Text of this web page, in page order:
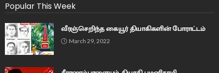
Popular This Week
வீரஞ்செறிந்த கையூர் தியாகிகளின் போராட்டம்
March 29, 2022